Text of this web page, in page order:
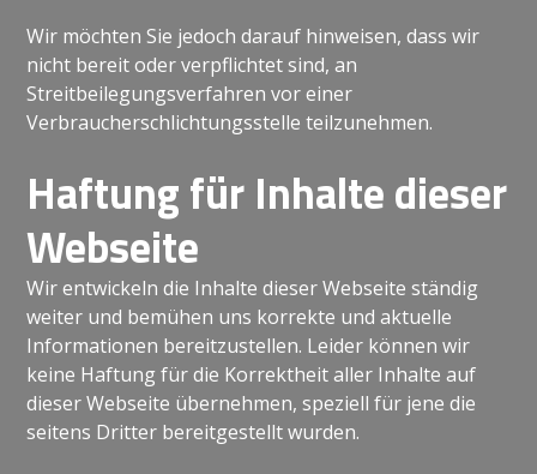
Wir möchten Sie jedoch darauf hinweisen, dass wir
nicht bereit oder verpflichtet sind, an
Streitbeilegungsverfahren vor einer
Verbraucherschlichtungsstelle teilzunehmen.
Haftung für Inhalte dieser
Webseite
Wir entwickeln die Inhalte dieser Webseite ständig
weiter und bemühen uns korrekte und aktuelle
Informationen bereitzustellen. Leider können wir
keine Haftung für die Korrektheit aller Inhalte auf
dieser Webseite übernehmen, speziell für jene die
seitens Dritter bereitgestellt wurden.